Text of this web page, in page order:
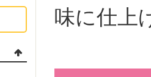
味に仕上